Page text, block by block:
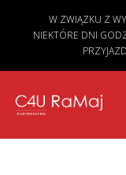
W ZWIĄZKU Z
NIEKTÓRE DNI